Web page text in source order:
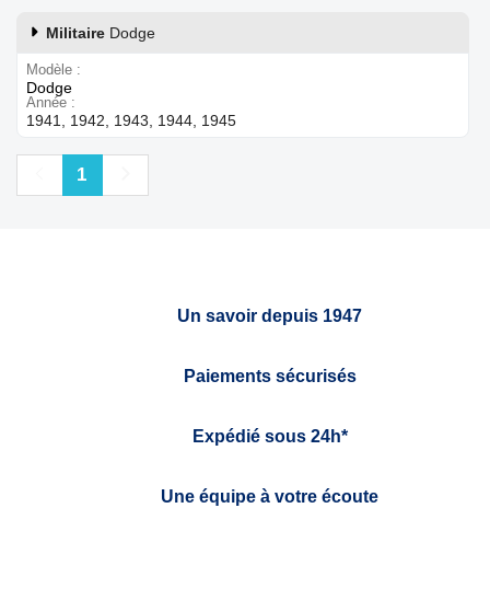
Militaire Dodge
Modèle
Dodge
Année
1941, 1942, 1943, 1944, 1945
Précédent
1
Un savoir depuis 1947
Paiements sécurisés
Expédié sous 24h*
Une équipe à votre écoute